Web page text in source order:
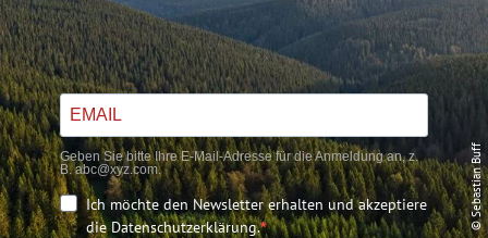
© Sebastian Buff
Geben Sie bitte Ihre E-Mail-Adresse für die Anmeldung an, z.
B. abc@xyz.com.
Ich möchte den Newsletter erhalten und akzeptiere
die Datenschutzerklärung.